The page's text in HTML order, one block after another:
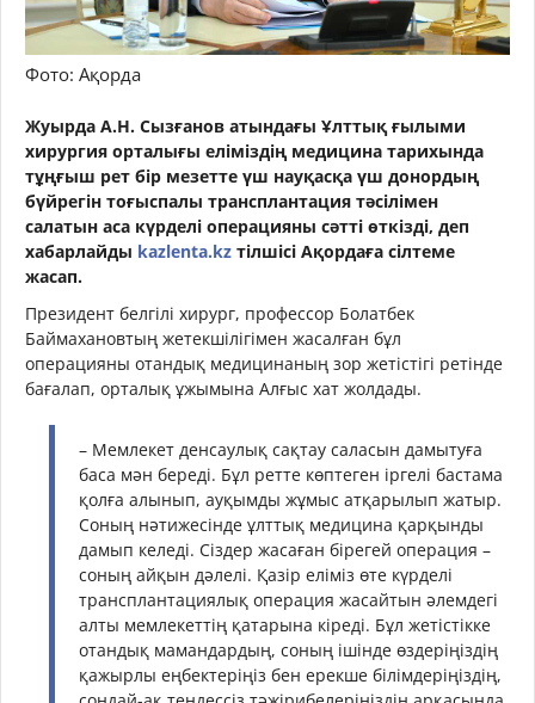
Фото: Ақорда
Жуырда А.Н. Сызғанов атындағы Ұлттық ғылыми
хирургия орталығы еліміздің медицина тарихында
тұңғыш рет бір мезетте үш науқасқа үш донордың
бүйрегін тоғыспалы трансплантация тәсілімен
салатын аса күрделі операцияны сәтті өткізді, деп
хабарлайды kazlenta.kz тілшісі Ақордаға сілтеме
жасап.
Президент белгілі хирург, профессор Болатбек
Баймахановтың жетекшілігімен жасалған бұл
операцияны отандық медицинаның зор жетістігі ретінде
бағалап, орталық ұжымына Алғыс хат жолдады.
– Мемлекет денсаулық сақтау саласын дамытуға
баса мән береді. Бұл ретте көптеген іргелі бастама
қолға алынып, ауқымды жұмыс атқарылып жатыр.
Соның нәтижесінде ұлттық медицина қарқынды
дамып келеді. Сіздер жасаған бірегей операция –
соның айқын дәлелі. Қазір еліміз өте күрделі
трансплантациялық операция жасайтын әлемдегі
алты мемлекеттің қатарына кіреді. Бұл жетістікке
отандық мамандардың, соның ішінде өздеріңіздің
қажырлы еңбектеріңіз бен ерекше білімдеріңіздің,